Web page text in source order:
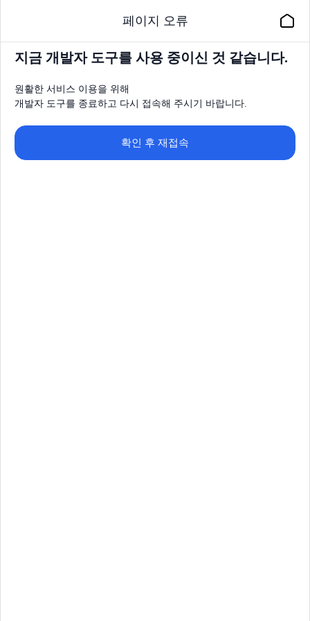
페이지 오류
지금 개발자 도구를 사용 중이신 것 같습니다.
원활한 서비스 이용을 위해
개발자 도구를 종료하고 다시 접속해 주시기 바랍니다.
확인 후 재접속